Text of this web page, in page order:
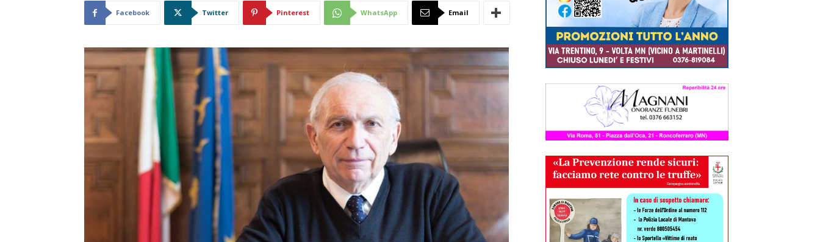
Mantova
Facebook Twitter Pinterest WhatsApp Email